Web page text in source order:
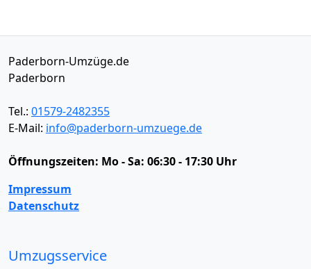
Paderborn-Umzüge.de
Paderborn
Tel.: 01579-2482355
E-Mail: info@paderborn-umzuege.de
Öffnungszeiten: Mo - Sa: 06:30 - 17:30 Uhr
Impressum
Datenschutz
Umzugsservice